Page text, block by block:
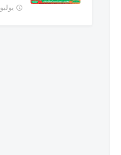
يوليو 01, 2026